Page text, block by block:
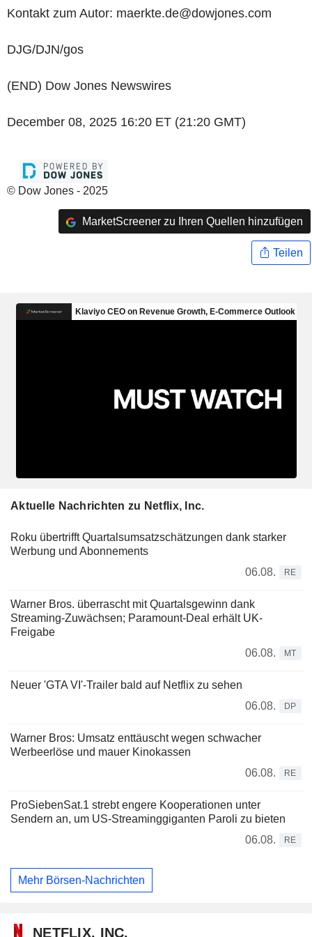
Kontakt zum Autor: maerkte.de@dowjones.com
DJG/DJN/gos
(END) Dow Jones Newswires
December 08, 2025 16:20 ET (21:20 GMT)
© Dow Jones - 2025
MarketScreener zu Ihren Quellen hinzufügen
Teilen
Aktuelle Nachrichten zu Netflix, Inc.
Roku übertrifft Quartalsumsatzschätzungen dank starker
Werbung und Abonnements
06.08.
RE
Warner Bros. überrascht mit Quartalsgewinn dank
Streaming-Zuwächsen; Paramount-Deal erhält UK-
Freigabe
06.08.
MT
Neuer 'GTA VI'-Trailer bald auf Netflix zu sehen
06.08.
DP
Warner Bros: Umsatz enttäuscht wegen schwacher
Werbeerlöse und mauer Kinokassen
06.08.
RE
ProSiebenSat.1 strebt engere Kooperationen unter
Sendern an, um US-Streaminggiganten Paroli zu bieten
06.08.
RE
Mehr Börsen-Nachrichten
NETFLIX, INC.